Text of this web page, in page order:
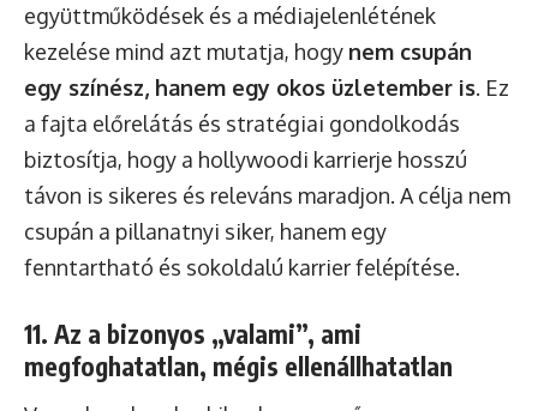
együttműködések és a médiajelenlétének
kezelése mind azt mutatja, hogy nem csupán
egy színész, hanem egy okos üzletember is. Ez
a fajta előrelátás és stratégiai gondolkodás
biztosítja, hogy a hollywoodi karrierje hosszú
távon is sikeres és releváns maradjon. A célja nem
csupán a pillanatnyi siker, hanem egy
fenntartható és sokoldalú karrier felépítése.
11. Az a bizonyos „valami”, ami
megfoghatatlan, mégis ellenállhatatlan